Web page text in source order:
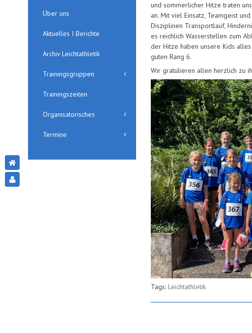
und sommerlicher Hitze traten
an. Mit viel Einsatz, Teamgeist
Disziplinen Transportlauf,
es reichlich Wasserstellen zum
der Hitze haben unsere Kids
guten Rang 6.
Wir gratulieren allen herzlich zu
Tags: Leichtathletik
Über uns
Aktuelles I Berichte
Archiv Leichtathletik
Trainingsgruppen
Trainingszeiten
Organisatorisches
Termine